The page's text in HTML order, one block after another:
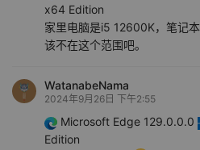
x64 Edition
家里电脑是i5 12600K，笔记
该不在这个范围吧。
WatanabeNama
2024年9月26日 下午2:55
Microsoft Edge 129.0.0.0
Edition